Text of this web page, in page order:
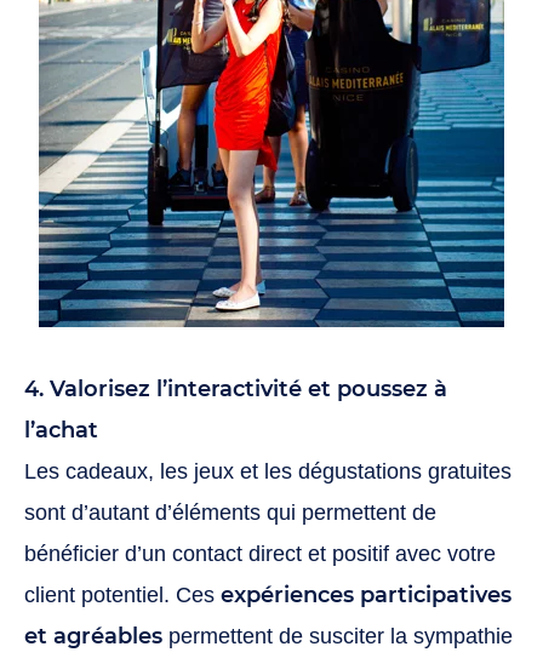
4. Valorisez l’interactivité et poussez à
l’achat
Les cadeaux, les jeux et les dégustations gratuites
sont d’autant d’éléments qui permettent de
bénéficier d’un contact direct et positif avec votre
client potentiel. Ces expériences participatives
et agréables permettent de susciter la sympathie